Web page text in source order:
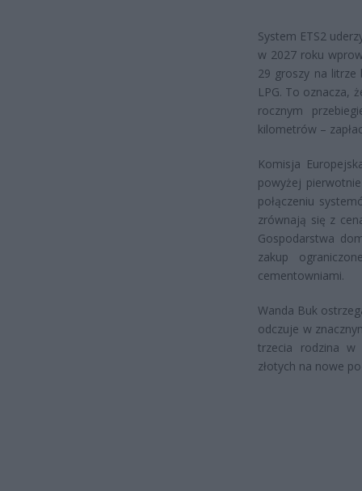
System ETS2
w 2027 roku
29 groszy na litrze
LPG. To oznacza,
rocznym
kilometrów –
Komisja
powyżej
połączeniu
zrównają się z
Gospodarstwa
zakup
cementowniami.
Wanda Buk
odczuje w
trzecia rodzina w
złotych na nowe